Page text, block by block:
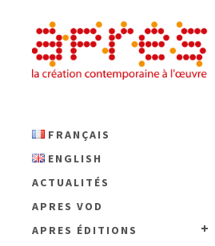
FRANÇAIS
ENGLISH
ACTUALITÉS
APRES VOD
APRES ÉDITIONS